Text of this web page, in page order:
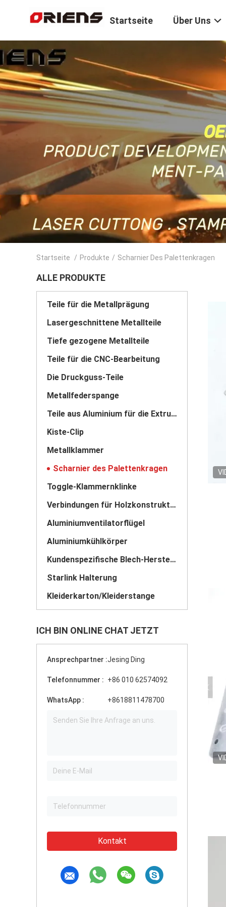
Startseite Über Uns
Startseite / Produkte / Scharnier Des Palettenkragen
ALLE PRODUKTE
Teile für die Metallprägung
Lasergeschnittene Metallteile
Tiefe gezogene Metallteile
Teile für die CNC-Bearbeitung
Die Druckguss-Teile
Metallfederspange
Teile aus Aluminium für die Extrusion
Kiste-Clip
Metallklammer
Scharnier des Palettenkragen
Toggle-Klammernklinke
Verbindungen für Holzkonstruktionen
Aluminiumventilatorflügel
Aluminiumkühlkörper
Kundenspezifische Blech-Herstellung
Starlink Halterung
Kleiderkarton/Kleiderstange
ICH BIN ONLINE CHAT JETZT
Ansprechpartner :Jesing Ding
Telefonnummer : +86 010 62574092
WhatsApp : +8618811478700
Kontakt